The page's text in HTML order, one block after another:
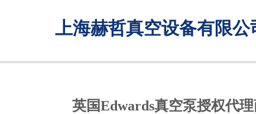
上海赫哲真空设备有限公
英国Edwards真空泵授权代